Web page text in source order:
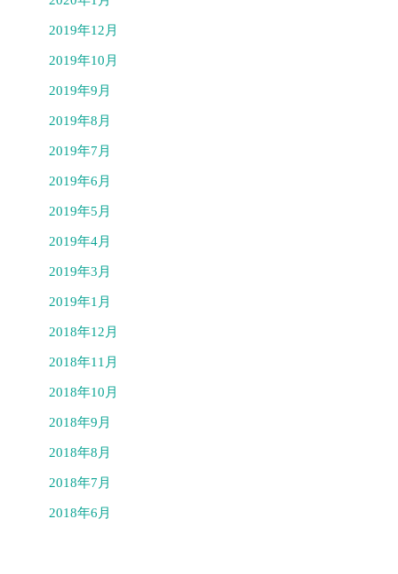
2019年12月
2019年10月
2019年9月
2019年8月
2019年7月
2019年6月
2019年5月
2019年4月
2019年3月
2019年1月
2018年12月
2018年11月
2018年10月
2018年9月
2018年8月
2018年7月
2018年6月